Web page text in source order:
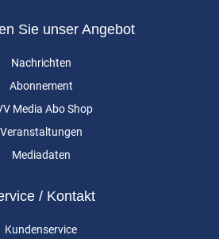
Sie unser Angebot
Nachrichten
Abonnement
Media Abo Shop
Veranstaltungen
Mediadaten
/ Kontakt
Kundenservice